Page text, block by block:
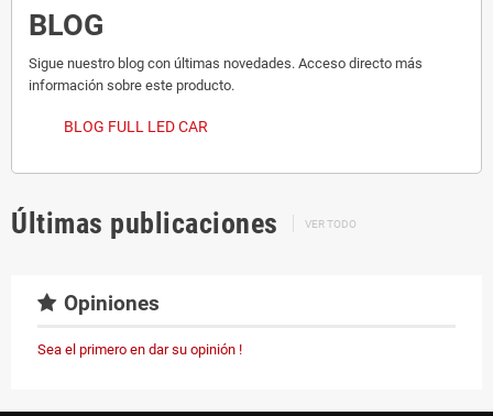
BLOG
Sigue nuestro blog con últimas novedades. Acceso directo más
información sobre este producto.
BLOG FULL LED CAR
Últimas publicaciones VER TODO
Opiniones
Sea el primero en dar su opinión !